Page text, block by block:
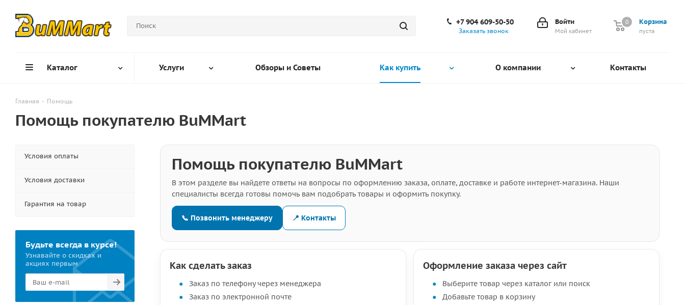
Корзина
0
пуста
0
Войти
Мой кабинет
+7 904 609-50-50
Заказать звонок
Каталог Услуги Обзоры и Советы Как купить О компании Контакты
Главная - Помощь
Помощь покупателю BuMMart
Помощь покупателю BuMMart
В этом разделе вы найдете ответы на вопросы по оформлению заказа, оплате, доставке и работе интернет-магазина. Наши
специалисты всегда готовы помочь вам подобрать товары и оформить покупку.
📞 Позвонить менеджеру 📍 Контакты
Как сделать заказ
Заказ по телефону через менеджера
Заказ по электронной почте
Оформление заказа через сайт
Выберите товар через каталог или поиск
Добавьте товар в корзину
Условия оплаты
Условия доставки
Гарантия на товар
Будьте всегда в курсе!
Узнавайте о скидках и
акциях первым